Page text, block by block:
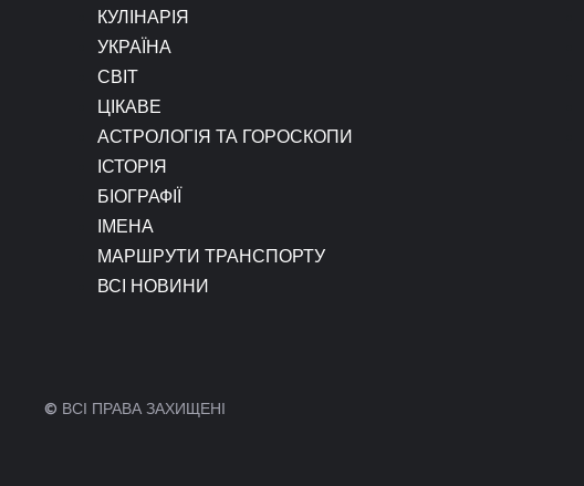
КУЛІНАРІЯ
УКРАЇНА
СВІТ
ЦІКАВЕ
АСТРОЛОГІЯ ТА ГОРОСКОПИ
ІСТОРІЯ
БІОГРАФІЇ
ІМЕНА
МАРШРУТИ ТРАНСПОРТУ
ВСІ НОВИНИ
© ВСІ ПРАВА ЗАХИЩЕНІ